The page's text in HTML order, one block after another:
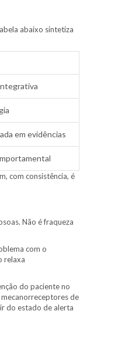
abaixo sintetiza
em evidências
com consistência, é
Não é fraqueza
com o
relaxa
do paciente no
de
do estado de alerta